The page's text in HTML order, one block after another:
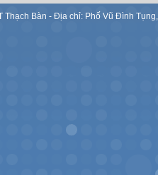
Bàn - Địa chỉ: Phố Vũ Đình